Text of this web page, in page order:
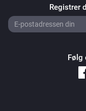
Registrer
Følg